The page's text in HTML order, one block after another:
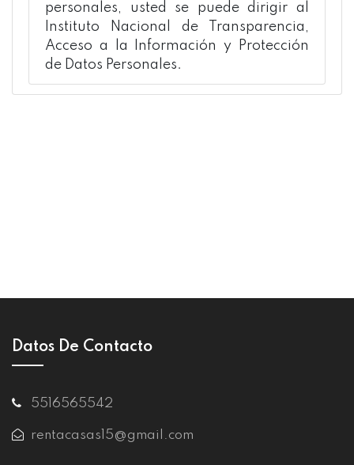
personales, usted se puede dirigir al
Instituto Nacional de Transparencia,
Acceso a la Información y Protección
de Datos Personales.
Datos De Contacto
5516565542
rentacasas15@gmail.com